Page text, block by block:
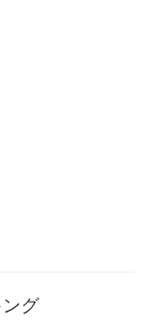
グ